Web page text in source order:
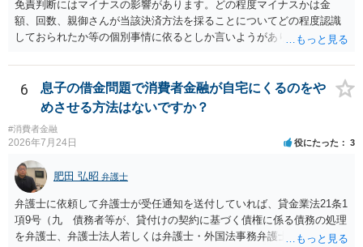
免責判断にはマイナスの影響があります。どの程度マイナスかは金
額、回数、親御さんが当該決済方法を採ることについてどの程度認識
しておられたか等の個別事情に依るとしか言いようがありません。 と
なって相談し、善後策を考えることをお勧めします。
6
息子の借金問題で消費者金融が自宅にくるのをや
めさせる方法はないですか？
#消費者金融
2026年7月24日 役にたった 3
肥田 弘昭 弁護士
弁護士に依頼して弁護士が受任通知を送付していれば、貸金業法21条1
項9号（九 債務者等が、貸付けの契約に基づく債権に係る債務の処理
を弁護士、弁護士法人若しくは弁護士・外国法事務弁護士共同法人若